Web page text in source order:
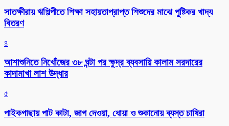
সাতক্ষীরায় ঋশিল্পীতে শিক্ষা সহায়তাপ্রাপ্ত শিশুদের মাঝে পুষ্টিকর খাদ্য
বিতরণ
৪
আশাশুনিতে নিখোঁজের ৩৮ ঘন্টা পর ক্ষুদ্র ব্যবসায়ি কালাম সরদারের
কাদামাখা লাশ উদ্ধার
৫
পাইকগাছায় পাট কাটা, জাগ দেওয়া, ধোয়া ও শুকানোয় ব্যস্ত চাষিরা